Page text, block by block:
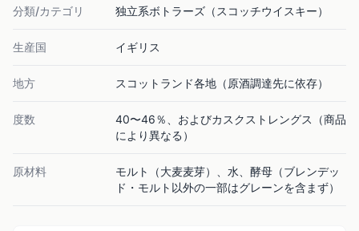
分類/カテゴリ 独立系ボトラーズ（スコッチウイスキー）
生産国 イギリス
地方 スコットランド各地（原酒調達先に依存）
度数
40〜46％、およびカスクストレングス（商品
により異なる）
原材料
モルト（大麦麦芽）、水、酵母（ブレンデッ
ド・モルト以外の一部はグレーンを含まず）